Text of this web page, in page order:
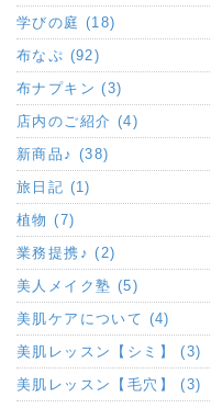
学びの庭 (18)
布なぷ (92)
布ナプキン (3)
店内のご紹介 (4)
新商品♪ (38)
旅日記 (1)
植物 (7)
業務提携♪ (2)
美人メイク塾 (5)
美肌ケアについて (4)
美肌レッスン【シミ】 (3)
美肌レッスン【毛穴】 (3)